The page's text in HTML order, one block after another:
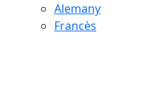
Alemany
Francès